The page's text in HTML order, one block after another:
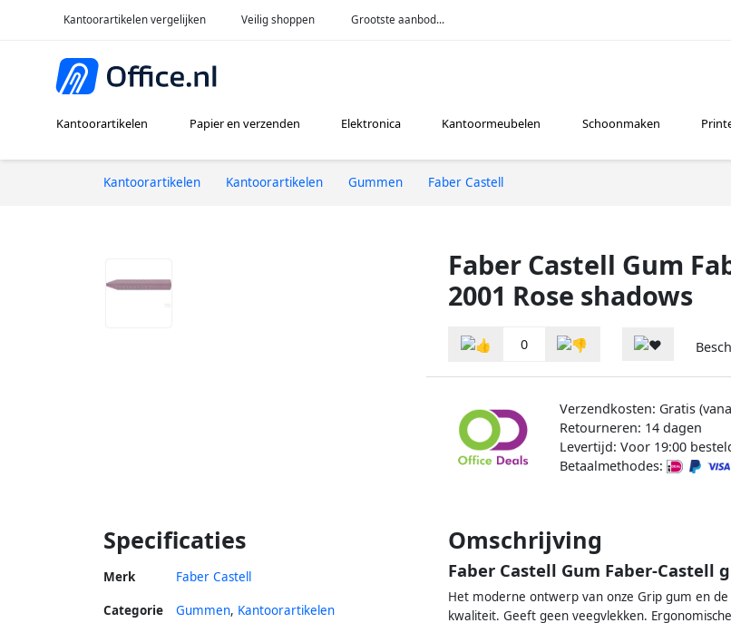
Kantoorartikelen vergelijken Veilig shoppen Grootste aanbod...
Kantoorartikelen Papier en verzenden Elektronica Kantoormeubelen Schoonmaken
Kantoorartikelen Kantoorartikelen Gummen Faber Castell
Faber Castell Gum
2001 Rose shadows
0
Verzendkosten: Gratis
Retourneren: 14 dagen
Levertijd: Voor 19:00
Betaalmethodes:
Specificaties
Merk Faber Castell
Categorie Gummen, Kantoorartikelen
Omschrijving
Faber Castell Gum Faber-Castell
Het moderne ontwerp van onze Grip gum en
kwaliteit. Geeft geen veegvlekken.